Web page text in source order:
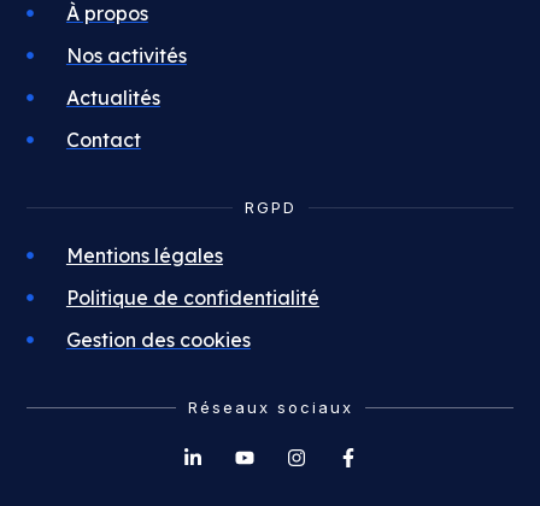
À propos
Nos activités
Actualités
Contact
RGPD
Mentions légales
Politique de confidentialité
Gestion des cookies
Réseaux sociaux